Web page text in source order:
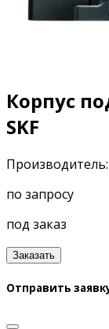
Корпус
SKF
Производитель:
по запросу
под заказ
Заказать
Отправить